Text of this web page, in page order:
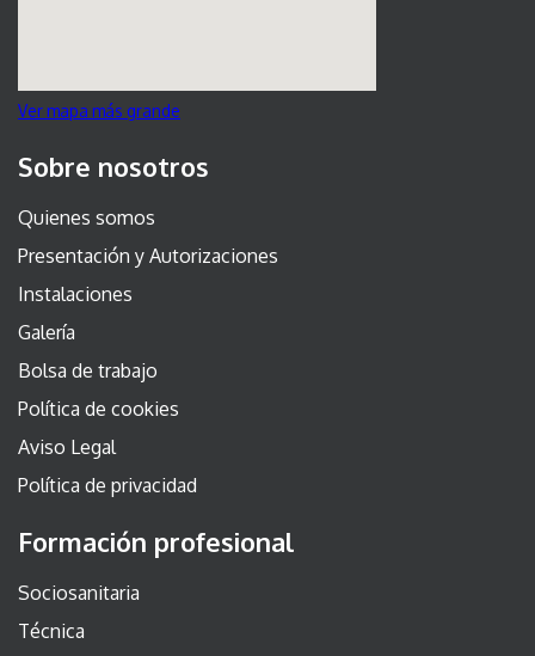
Ver mapa más grande
Sobre nosotros
Quienes somos
Presentación y Autorizaciones
Instalaciones
Galería
Bolsa de trabajo
Política de cookies
Aviso Legal
Política de privacidad
Formación profesional
Sociosanitaria
Técnica